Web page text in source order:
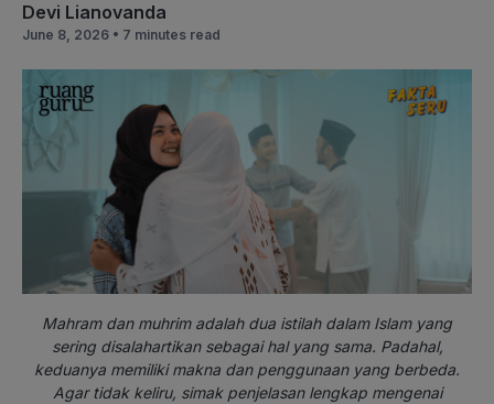
Devi Lianovanda
June 8, 2026 • 7 minutes read
Mahram dan muhrim adalah dua istilah dalam Islam yang
sering disalahartikan sebagai hal yang sama. Padahal,
keduanya memiliki makna dan penggunaan yang berbeda.
Agar tidak keliru, simak penjelasan lengkap mengenai